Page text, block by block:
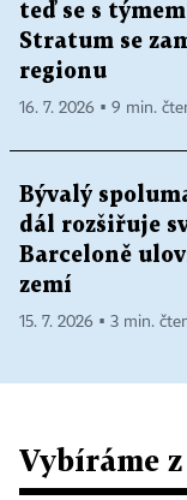
teď se s
Stratum se
regionu
16. 7. 2026 ▪ 9 min.
Bývalý
dál rozšiřuje
Barceloně
zemí
15. 7. 2026 ▪ 3 min.
Vybíráme